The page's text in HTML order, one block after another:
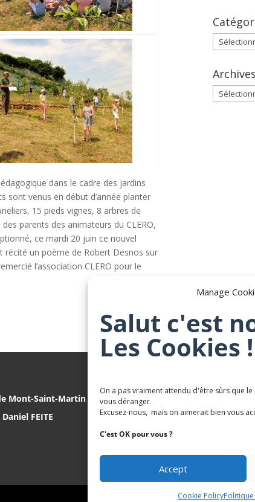
Manage
Salut c'est
Les Cookies !
On a pas vraiment attendu d'être sûrs que
vous déranger.
Excusez-nous, mais on aimerait bien vous
C'est OK pour vous ?
Accept
Cookie Policy
dans le cadre des jardins
sont venus en début d’année planter
15 pieds vignes, 8 arbres de
parents des animateurs du CLERO,
ce mardi 20 juin ce nouvel
récité un poème de Robert Desnos sur
l’association CLERO pour le
Catégories
Archives
Archives
Mont-Saint-Martin
FEITE
Karaté Mont Saint Martin
Terres de mercy -